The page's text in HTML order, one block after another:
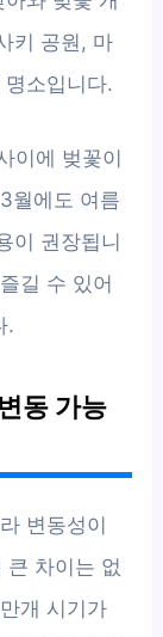
키 공원, 마
소입니다.
이에 벚꽃이
월에도 여름
이 권장됩니
길 수 있어
.
동 가능
변동성이
차이는 없
개 시기가